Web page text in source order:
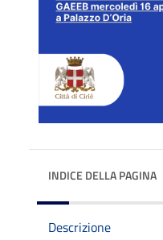
INDICE DELLA PAGINA
Descrizione